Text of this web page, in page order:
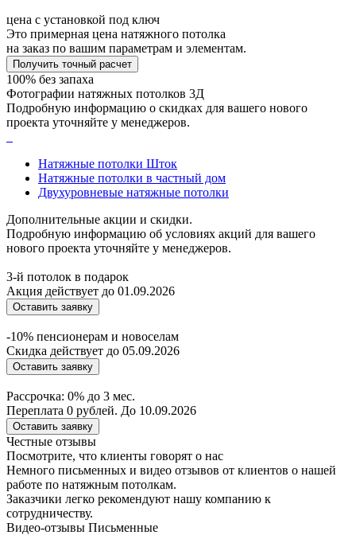
цена с установкой под ключ
Это примерная цена натяжного потолка
на заказ по вашим параметрам и элементам.
Получить точный расчет
100% без запаха
Фотографии натяжных потолков 3Д
Подробную информацию о скидках для вашего нового
проекта уточняйте у менеджеров.
Натяжные потолки Шток
Натяжные потолки в частный дом
Двухуровневые натяжные потолки
Дополнительные акции и скидки.
Подробную информацию об условиях акций для вашего
нового проекта уточняйте у менеджеров.
3-й потолок в подарок
Акция действует до 01.09.2026
Оставить заявку
-10% пенсионерам и новоселам
Скидка действует до 05.09.2026
Оставить заявку
Рассрочка: 0% до 3 мес.
Переплата 0 рублей. До 10.09.2026
Оставить заявку
Честные отзывы
Посмотрите, что клиенты говорят о нас
Немного письменных и видео отзывов от клиентов о нашей
работе по натяжным потолкам.
Заказчики легко рекомендуют нашу компанию к
сотрудничеству.
Видео-отзывы Письменные